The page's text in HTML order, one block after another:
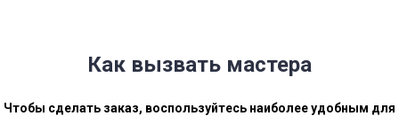
Как вызвать мастера
Чтобы сделать заказ, воспользуйтесь наиболее удобным для